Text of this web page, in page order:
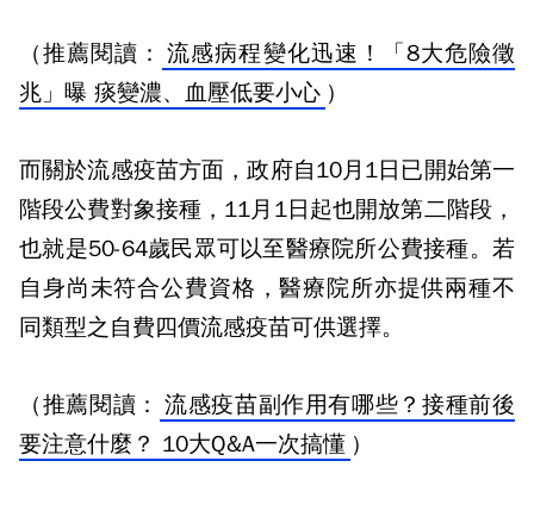
（推薦閱讀： 流感病程變化迅速！「8大危險徵
兆」曝 痰變濃、血壓低要小心 ）
而關於流感疫苗方面，政府自10月1日已開始第一
階段公費對象接種，11月1日起也開放第二階段，
也就是50-64歲民眾可以至醫療院所公費接種。若
自身尚未符合公費資格，醫療院所亦提供兩種不
同類型之自費四價流感疫苗可供選擇。
（推薦閱讀： 流感疫苗副作用有哪些？接種前後
要注意什麼？ 10大Q&A一次搞懂 ）